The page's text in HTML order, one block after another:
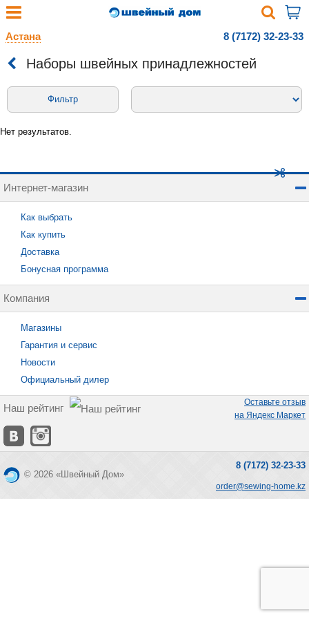
Астана 8 (7172) 32-23-33
Наборы швейных принадлежностей
Фильтр
Нет результатов.
Интернет-магазин
Как выбрать
Как купить
Доставка
Бонусная программа
Компания
Магазины
Гарантия и сервис
Новости
Официальный дилер
Наш рейтинг
Оставьте отзыв
на Яндекс Маркет
© 2026 «Швейный Дом»
8 (7172) 32-23-33
order@sewing-home.kz